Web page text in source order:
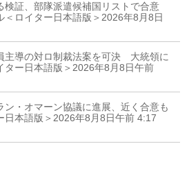
検証、部隊派遣候補国リストで合意
＜ロイター日本語版＞2026年8月8日
主導の対ロ制裁法案を可決 大統領に
ター日本語版＞2026年8月8日午前
ン・オマーン協議に進展、近く合意も
日本語版＞2026年8月8日午前 4:17